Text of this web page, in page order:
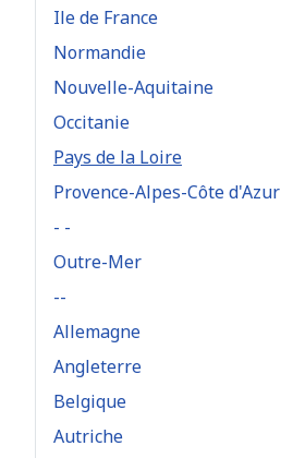
Ile de France
Normandie
Nouvelle-Aquitaine
Occitanie
Pays de la Loire
Provence-Alpes-Côte d'Azur
- -
Outre-Mer
--
Allemagne
Angleterre
Belgique
Autriche